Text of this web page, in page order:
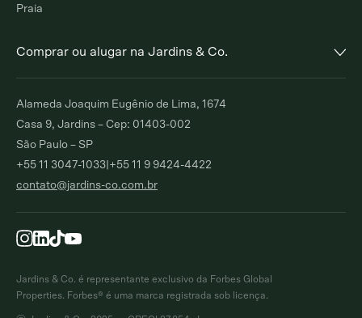
Praia
Comprar ou alugar na Jardins & Co.
Alto de Pinheiros
Comprar Alugar
Jardim Europa
Moema Índios
ComprarAlugar Comprar
ComprarAlugar Comprar
Moema Pássaros
Campo Belo Itaim Bibi
Alameda Joaquim Eugênio de Lima, 1674
Casa 9, Jardins – Cep: 01403-002
São Paulo – SP
+55 11 3047-1033 +55 11 9 9424-4422
contato@jardins-co.com.br
Jardins & Co. é representante exclusivo da Forbes Global
Properties. Forbes® é uma marca registrada sob licença.